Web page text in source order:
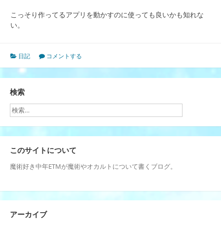
こっそり作ってるアプリを動かすのに使っても良いかも知れな
い。
日記 コメントする
検索
このサイトについて
魔術好き中年ETMが魔術やオカルトについて書くブログ。
アーカイブ